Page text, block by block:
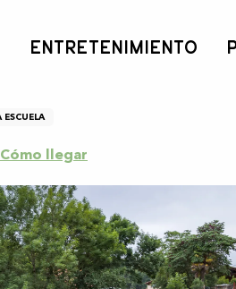
ENTRETENIMIENTO
Mohair Pyrénées
ESCUELA
Cómo llegar